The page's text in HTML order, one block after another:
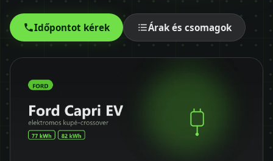
+36 30 680 7511
Időpontot kérek Árak és csomagok